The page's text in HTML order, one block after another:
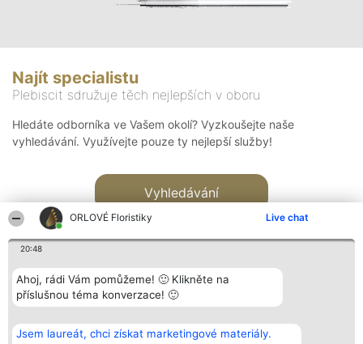
ORLOVÉ Floristiky Live chat
20:48
Ahoj, rádi Vám pomůžeme! 🙂 Klikněte na
příslušnou téma konverzace! 🙂
Jsem laureát, chci získat marketingové materiály.
Najít specialistu
Plebiscit sdružuje těch nejlepších v oboru
Hledáte odborníka ve Vašem okolí? Vyzkoušejte naše
vyhledávání. Využívejte pouze ty nejlepší služby!
Vyhledávání
Bright Side Solutions sp. z o.
o. sp. k.
Vítězové
Seznam všech
Kontakt